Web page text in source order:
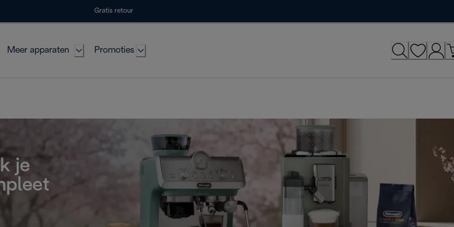
Gratis retour
Meer apparaten Promoties
je